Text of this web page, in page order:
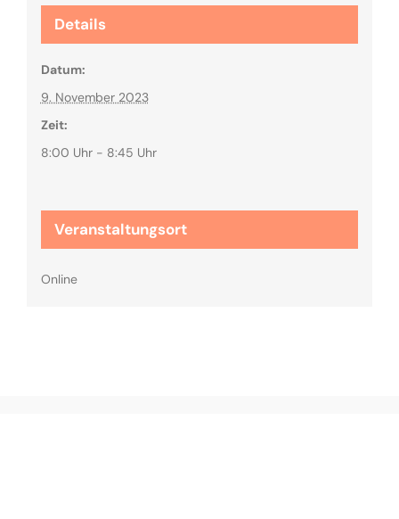
Details
Datum:
9. November 2023
Zeit:
8:00 Uhr - 8:45 Uhr
Veranstaltungsort
Online